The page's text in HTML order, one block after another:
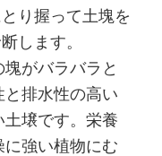
り握って土塊を
します。
がバラバラと
と排水性の高い
壌です。栄養
強い植物にむ